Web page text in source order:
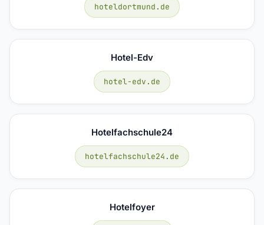
hoteldortmund.de
Hotel-Edv
hotel-edv.de
Hotelfachschule24
hotelfachschule24.de
Hotelfoyer